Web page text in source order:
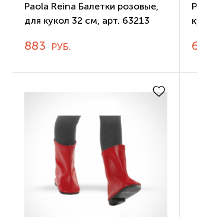
Paola Reina Балетки розовые,
для кукол 32 см, арт. 63213
883 РУБ.